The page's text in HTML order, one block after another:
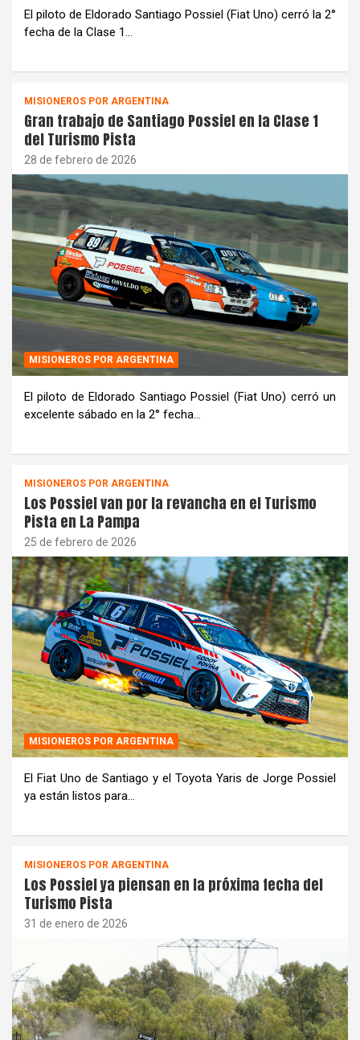
El piloto de Eldorado Santiago Possiel (Fiat Uno) cerró la 2°
fecha de la Clase 1…
MISIONEROS POR ARGENTINA
Gran trabajo de Santiago Possiel en la Clase 1
del Turismo Pista
28 de febrero de 2026
MISIONEROS POR ARGENTINA
El piloto de Eldorado Santiago Possiel (Fiat Uno) cerró un
excelente sábado en la 2° fecha…
MISIONEROS POR ARGENTINA
Los Possiel van por la revancha en el Turismo
Pista en La Pampa
25 de febrero de 2026
MISIONEROS POR ARGENTINA
El Fiat Uno de Santiago y el Toyota Yaris de Jorge Possiel
ya están listos para…
MISIONEROS POR ARGENTINA
Los Possiel ya piensan en la próxima fecha del
Turismo Pista
31 de enero de 2026